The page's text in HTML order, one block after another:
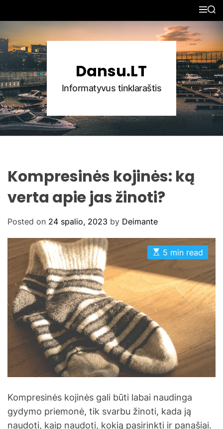
p
t
o
c
o
n
t
e
M
U
S
C
H
Dansu.LT
Informatyvus tinklaraštis
Kompresinės kojinės: ką
verta apie jas žinoti?
Posted on 24 spalio, 2023 by Deimante
E
s
i
a
e
d
r
e
a
d
t
i
m
e
5 min read
Kompresinės kojinės gali būti labai naudinga
gydymo priemonė, tik svarbu žinoti, kada ją
naudoti, kaip naudoti, kokią pasirinkti ir panašiai.